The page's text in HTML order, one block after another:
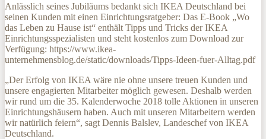
Anlässlich seines Jubiläums bedankt sich IKEA Deutschland bei
seinen Kunden mit einen Einrichtungsratgeber: Das E-Book „Wo
das Leben zu Hause ist“ enthält Tipps und Tricks der IKEA
Einrichtungsspezialisten und steht kostenlos zum Download zur
Verfügung: https://www.ikea-
unternehmensblog.de/static/downloads/Tipps-Ideen-fuer-Alltag.pdf
„Der Erfolg von IKEA wäre nie ohne unsere treuen Kunden und
unsere engagierten Mitarbeiter möglich gewesen. Deshalb werden
wir rund um die 35. Kalenderwoche 2018 tolle Aktionen in unseren
Einrichtungshäusern haben. Auch mit unseren Mitarbeitern werden
wir natürlich feiern“, sagt Dennis Balslev, Landeschef von IKEA
Deutschland.